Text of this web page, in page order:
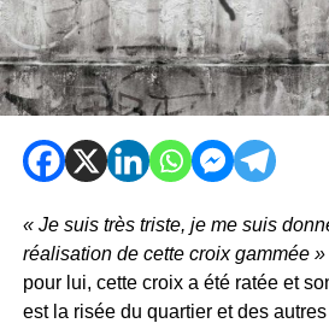
« Je suis très triste, je me suis
réalisation de cette croix gammée »
pour lui, cette croix a été ratée et
est la risée du quartier et des